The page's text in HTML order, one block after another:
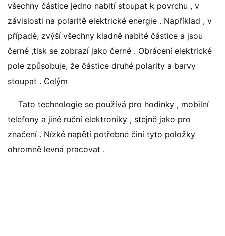
všechny částice jedno nabití stoupat k povrchu , v
závislosti na polaritě elektrické energie . Například , v
případě, zvýší všechny kladně nabité částice a jsou
černé ,tisk se zobrazí jako černé . Obrácení elektrické
pole způsobuje, že částice druhé polarity a barvy
stoupat . Celým
Tato technologie se používá pro hodinky , mobilní
telefony a jiné ruční elektroniky , stejně jako pro
značení . Nízké napětí potřebné činí tyto položky
ohromně levná pracovat .